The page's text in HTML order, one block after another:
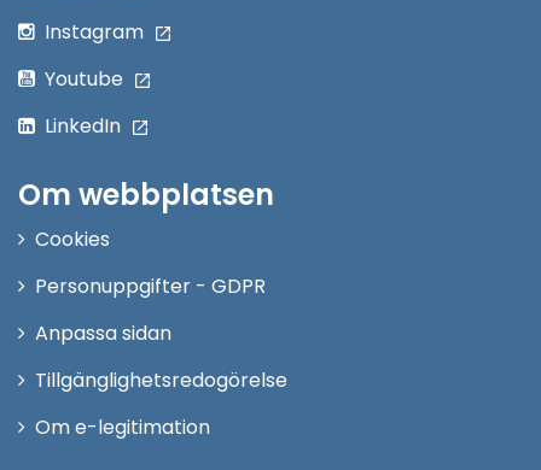
Instagram
Youtube
LinkedIn
Om webbplatsen
Cookies
Personuppgifter - GDPR
Anpassa sidan
Tillgänglighetsredogörelse
Om e-legitimation